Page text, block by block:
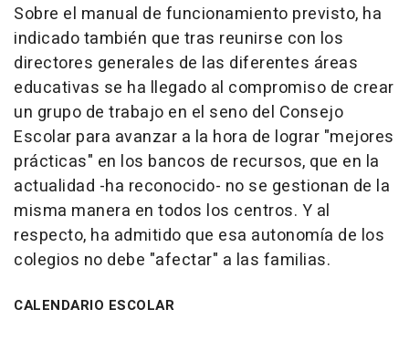
Sobre el manual de funcionamiento previsto, ha
indicado también que tras reunirse con los
directores generales de las diferentes áreas
educativas se ha llegado al compromiso de crear
un grupo de trabajo en el seno del Consejo
Escolar para avanzar a la hora de lograr "mejores
prácticas" en los bancos de recursos, que en la
actualidad -ha reconocido- no se gestionan de la
misma manera en todos los centros. Y al
respecto, ha admitido que esa autonomía de los
colegios no debe "afectar" a las familias.
CALENDARIO ESCOLAR